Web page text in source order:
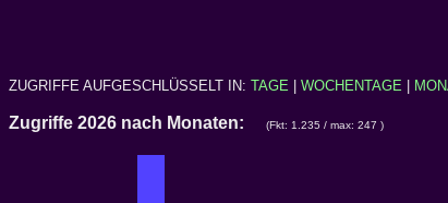
ZUGRIFFE AUFGESCHLÜSSELT IN: TAGE WOCHENTAGE
Zugriffe 2026 nach Monaten: (Fkt: 1.235 / max: 247 )